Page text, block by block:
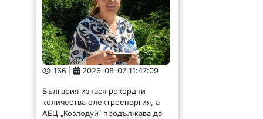
166 | 2026-08-07 11:47:09
България изнася рекордни
количества електроенергия, а
АЕЦ „Козлодуй“ продължава да